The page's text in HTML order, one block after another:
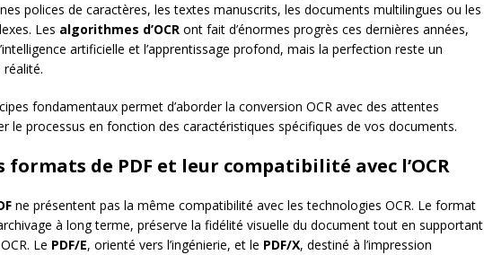
polices de caractères, les textes manuscrits, les documents multilingues ou les
Les algorithmes d’OCR ont fait d’énormes progrès ces dernières années,
artificielle et l’apprentissage profond, mais la perfection reste un
réalité.
fondamentaux permet d’aborder la conversion OCR avec des attentes
le processus en fonction des caractéristiques spécifiques de vos documents.
formats de PDF et leur compatibilité avec l’OCR
ne présentent pas la même compatibilité avec les technologies OCR. Le format
à long terme, préserve la fidélité visuelle du document tout en supportant
Le PDF/E, orienté vers l’ingénierie, et le PDF/X, destiné à l’impression